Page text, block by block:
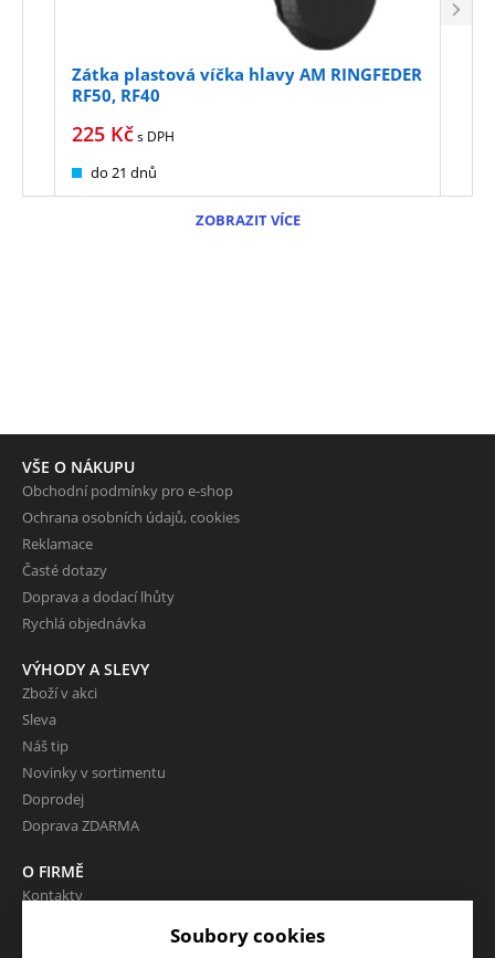
Zátka plastová víčka hlavy AM RINGFEDER
RF50, RF40
225 Kčs DPH
do 21 dnů
ZOBRAZIT VÍCE
VŠE O NÁKUPU
Obchodní podmínky pro e-shop
Ochrana osobních údajů, cookies
Reklamace
Časté dotazy
Doprava a dodací lhůty
Rychlá objednávka
VÝHODY A SLEVY
Zboží v akci
Sleva
Náš tip
Novinky v sortimentu
Doprodej
Doprava ZDARMA
O FIRMĚ
Kontakty
Soubory cookies